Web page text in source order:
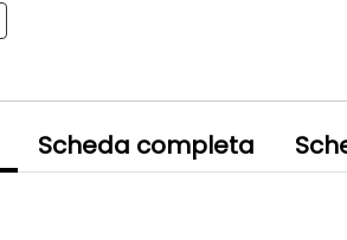
Scheda completa